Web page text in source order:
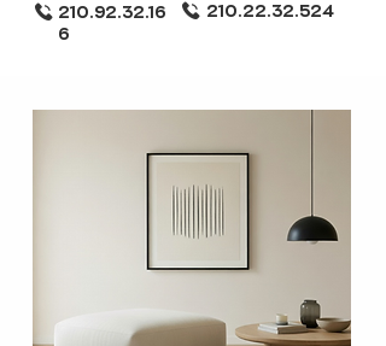
210.92.32.16
6
210.22.32.524